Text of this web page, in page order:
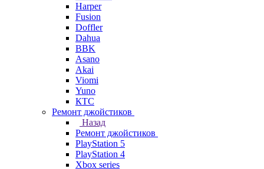
Harper
Fusion
Doffler
Dahua
BBK
Asano
Akai
Viomi
Yuno
КТС
Ремонт джойстиков
Назад
Ремонт джойстиков
PlayStation 5
PlayStation 4
Xbox series